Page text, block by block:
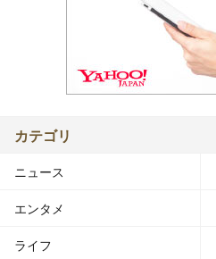
カテゴリ
ニュース
エンタメ
ライフ